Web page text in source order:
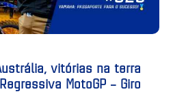
vitórias na terra
MotoGP – Giro